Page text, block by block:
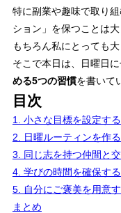
特に副業や趣味で取り
ション」を保つことは大
もちろん私にとっても大
そこで本日は、日曜日
める5つの習慣を書いて
目次
1. 小さな目標を設定する
2. 日曜ルーティンを作る
3. 同じ志を持つ仲間と
4. 学びの時間を確保する
5. 自分にご褒美を用意
まとめ